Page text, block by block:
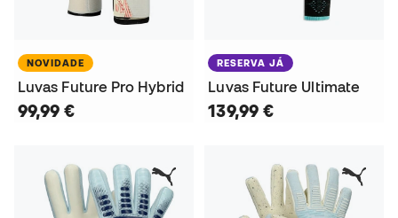
NOVIDADE
Luvas Future Pro Hybrid
99,99 €
RESERVA JÁ
Luvas Future Ultimate
139,99 €